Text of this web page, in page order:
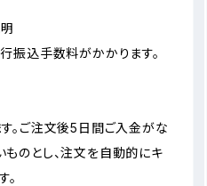
振込手数料がかかります。
。ご注文後5日間ご入金がな
のとし、注文を自動的にキ
。